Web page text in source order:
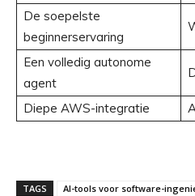
De soepelste
beginnerservaring
Een volledig autonome
agent
Diepe AWS-integratie
TAGS
AI-tools voor software-